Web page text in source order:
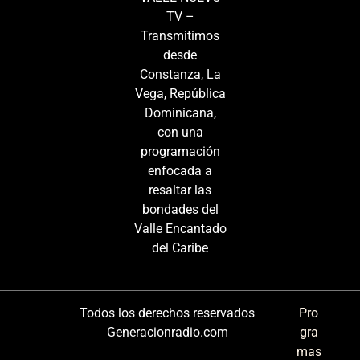
TV –
Transmitimos
desde
Constanza, La
Vega, República
Dominicana,
con una
programación
enfocada a
resaltar las
bondades del
Valle Encantado
del Caribe
Todos los derechos reservados
Generacionradio.com
Pro
gra
mas